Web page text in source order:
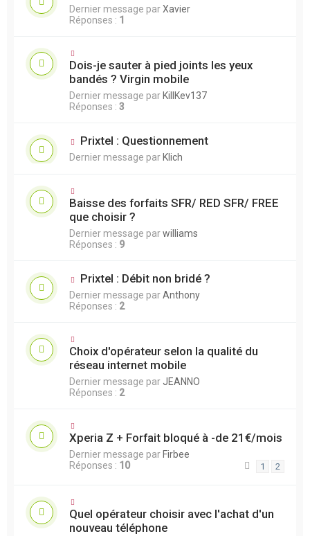
Dernier message parXavier
Réponses : 1
Dois-je sauter à pied joints les yeux
bandés ? Virgin mobile
Dernier message par KillKev137
Réponses : 3
Prixtel : Questionnement
Dernier message par Klich
Baisse des forfaits SFR/ RED SFR/ FREE
que choisir ?
Dernier message parwilliams
Réponses : 9
Prixtel : Débit non bridé ?
Dernier message parAnthony
Réponses : 2
Choix d'opérateur selon la qualité du
réseau internet mobile
Dernier message par JEANNO
Réponses : 2
Xperia Z + Forfait bloqué à -de 21€/mois
Dernier message par Firbee
Réponses : 10 1 2
Quel opérateur choisir avec l'achat d'un
nouveau téléphone